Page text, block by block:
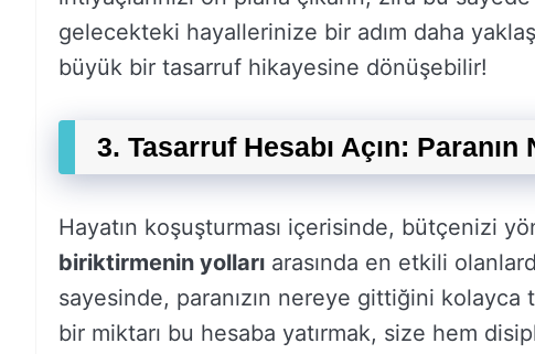
gelecekteki hayallerinize bir adım daha
büyük bir tasarruf hikayesine dönüşebilir!
3. Tasarruf Hesabı Açın:
Hayatın koşuşturması içerisinde, bütçenizi
biriktirmenin yolları arasında en etkili
sayesinde, paranızın nereye gittiğini
bir miktarı bu hesaba yatırmak, size hem